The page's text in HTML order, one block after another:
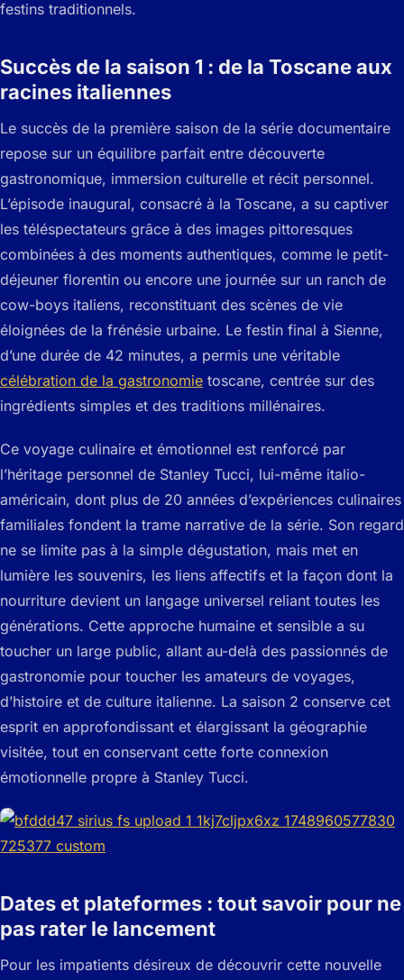
festins traditionnels.
Succès de la saison 1 : de la Toscane aux
racines italiennes
Le succès de la première saison de la série documentaire
repose sur un équilibre parfait entre découverte
gastronomique, immersion culturelle et récit personnel.
L’épisode inaugural, consacré à la Toscane, a su captiver
les téléspectateurs grâce à des images pittoresques
combinées à des moments authentiques, comme le petit-
déjeuner florentin ou encore une journée sur un ranch de
cow-boys italiens, reconstituant des scènes de vie
éloignées de la frénésie urbaine. Le festin final à Sienne,
d’une durée de 42 minutes, a permis une véritable
célébration de la gastronomie toscane, centrée sur des
ingrédients simples et des traditions millénaires.
Ce voyage culinaire et émotionnel est renforcé par
l’héritage personnel de Stanley Tucci, lui-même italio-
américain, dont plus de 20 années d’expériences culinaires
familiales fondent la trame narrative de la série. Son regard
ne se limite pas à la simple dégustation, mais met en
lumière les souvenirs, les liens affectifs et la façon dont la
nourriture devient un langage universel reliant toutes les
générations. Cette approche humaine et sensible a su
toucher un large public, allant au-delà des passionnés de
gastronomie pour toucher les amateurs de voyages,
d’histoire et de culture italienne. La saison 2 conserve cet
esprit en approfondissant et élargissant la géographie
visitée, tout en conservant cette forte connexion
émotionnelle propre à Stanley Tucci.
Dates et plateformes : tout savoir pour ne
pas rater le lancement
Pour les impatients désireux de découvrir cette nouvelle